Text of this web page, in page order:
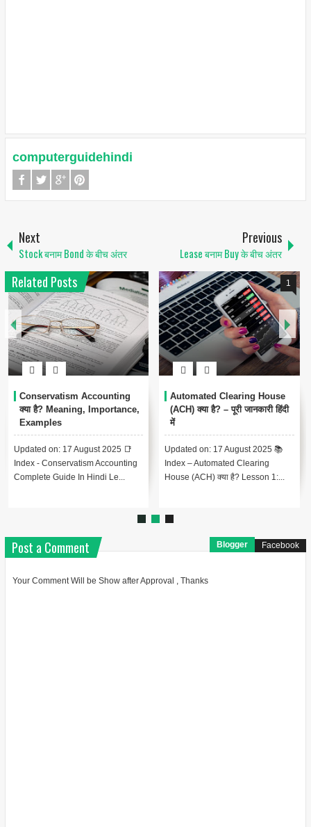
computerguidehindi
Next
Stock बनाम Bond के बीच अंतर
Previous
Lease बनाम Buy के बीच अंतर
Related Posts
Conservatism Accounting
क्या है? Meaning, Importance,
Examples
Updated on: 17 August 2025 📑
Index - Conservatism Accounting
Complete Guide In Hindi Le...
1
Automated Clearing House
(ACH) क्या है? – पूरी जानकारी हिंदी
में
Updated on: 17 August 2025 📚
Index – Automated Clearing
House (ACH) क्या है? Lesson 1:...
Post a Comment Blogger Facebook
Your Comment Will be Show after Approval , Thanks